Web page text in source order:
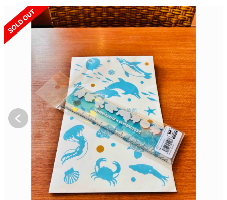
SOLD OUT